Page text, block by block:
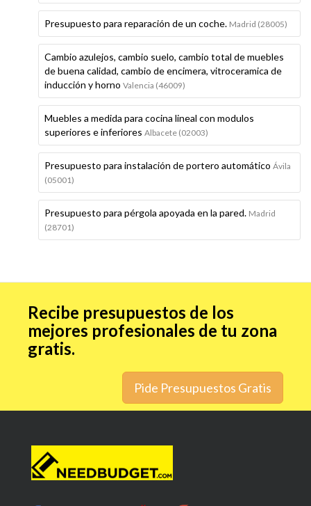
Presupuesto para reparación de un coche. Madrid (28005)
Cambio azulejos, cambio suelo, cambio total de muebles
de buena calidad, cambio de encimera, vitroceramica de
inducción y horno Valencia (46009)
Muebles a medida para cocina lineal con modulos
superiores e inferiores Albacete (02003)
Presupuesto para instalación de portero automático Ávila
(05001)
Presupuesto para pérgola apoyada en la pared. Madrid
(28701)
Recibe presupuestos de los
mejores profesionales de tu zona
gratis.
Pide Presupuestos Gratis